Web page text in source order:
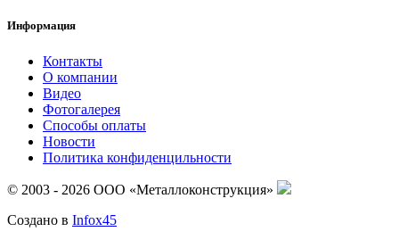
Информация
Контакты
О компании
Видео
Фотогалерея
Способы оплаты
Новости
Политика конфиденцильности
© 2003 - 2026 ООО «Металлоконструкция»
Создано в Infox45